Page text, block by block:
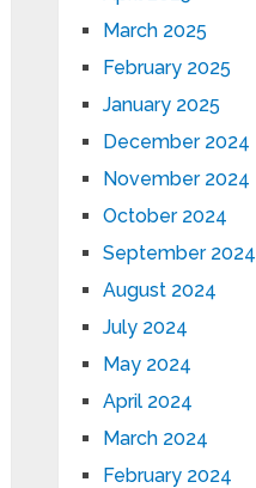
March 2025
February 2025
January 2025
December 2024
November 2024
October 2024
September 2024
August 2024
July 2024
May 2024
April 2024
March 2024
February 2024